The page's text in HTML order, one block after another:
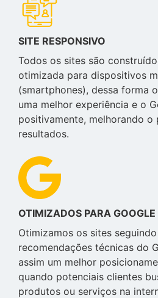
SITE RESPONSIVO
Todos os sites são
otimizada para dispositivos
(smartphones), dessa forma
uma melhor experiência e o
positivamente, melhorando o
resultados.
OTIMIZADOS PARA GOOGLE
Otimizamos os sites
recomendações técnicas do
assim um melhor
quando potenciais clientes
produtos ou serviços na